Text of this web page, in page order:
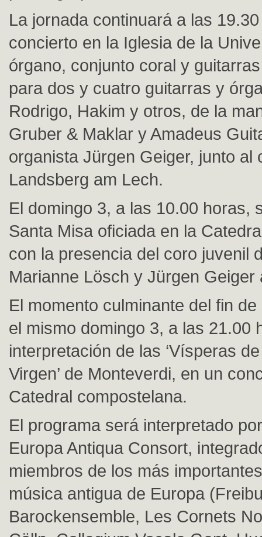
La jornada continuará a las
concierto en la Iglesia de la
órgano, conjunto coral y
para dos y cuatro guitarras y
Rodrigo, Hakim y otros, de la
Gruber & Maklar y Amadeus
organista Jürgen Geiger, junto al
Landsberg am Lech.
El domingo 3, a las 10.00 horas,
Santa Misa oficiada en la
con la presencia del coro juvenil
Marianne Lösch y Jürgen Geiger
El momento culminante del fin
el mismo domingo 3, a las 21.00
interpretación de las ‘Vísperas
Virgen’ de Monteverdi, en un
Catedral compostelana.
El programa será interpretado
Europa Antiqua Consort,
miembros de los más
música antigua de Europa
Barockensemble, Les Cornets